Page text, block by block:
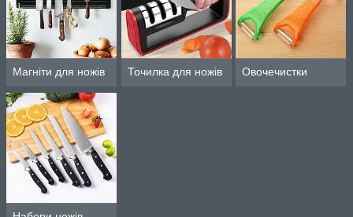
Магніти для ножів Точилка для ножів Овочечистки